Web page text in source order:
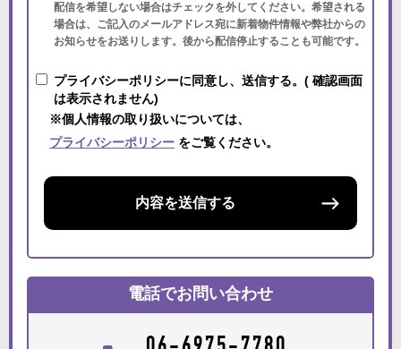
配信を希望しない場合はチェックを外してください。希望される
場合は、ご記入のメールアドレス宛に新着物件情報や弊社からの
お知らせをお送りします。後から配信停止することも可能です。
プライバシーポリシーに同意し、送信する。( 確認画面
は表示されません)
※個人情報の取り扱いについては、
プライバシーポリシー をご覧ください。
内容を送信する
電話でお問い合わせ